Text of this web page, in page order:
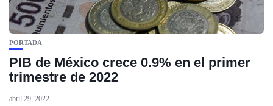
PORTADA
PIB de México crece 0.9% en el primer
trimestre de 2022
abril 29, 2022